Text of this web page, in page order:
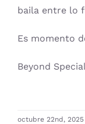
baila entre lo
Es momento
Beyond
octubre 22nd, 2025